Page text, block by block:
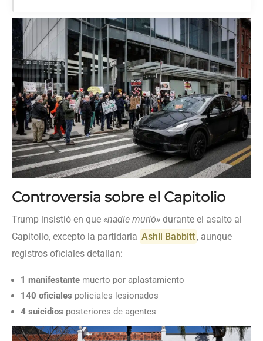
Controversia sobre el Capitolio
Trump insistió en que «nadie murió» durante el asalto al
Capitolio, excepto la partidaria Ashli Babbitt , aunque
registros oficiales detallan:
1 manifestante muerto por aplastamiento
140 oficiales policiales lesionados
4 suicidios posteriores de agentes